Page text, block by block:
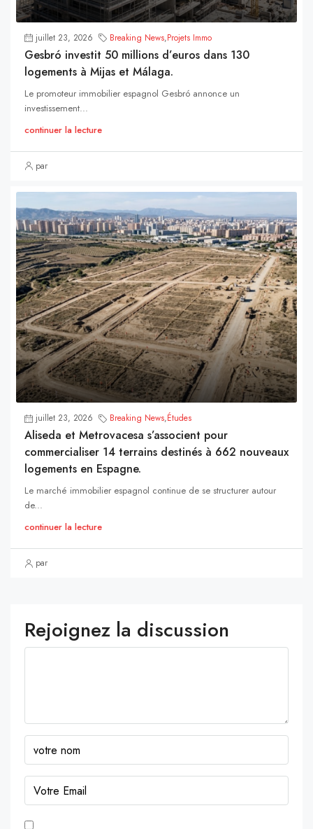
juillet 23, 2026 Breaking News,Projets Immo
Gesbró investit 50 millions d’euros dans 130
logements à Mijas et Málaga.
Le promoteur immobilier espagnol Gesbró annonce un
investissement...
continuer la lecture
par
juillet 23, 2026 Breaking News,Études
Aliseda et Metrovacesa s’associent pour
commercialiser 14 terrains destinés à 662 nouveaux
logements en Espagne.
Le marché immobilier espagnol continue de se structurer autour
de...
continuer la lecture
par
Rejoignez la discussion